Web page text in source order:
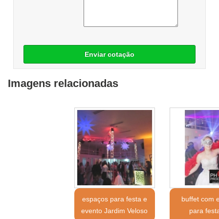
Enviar cotação
Imagens relacionadas
espaços para festa e
evento Jardim Veloso
buffet com
para